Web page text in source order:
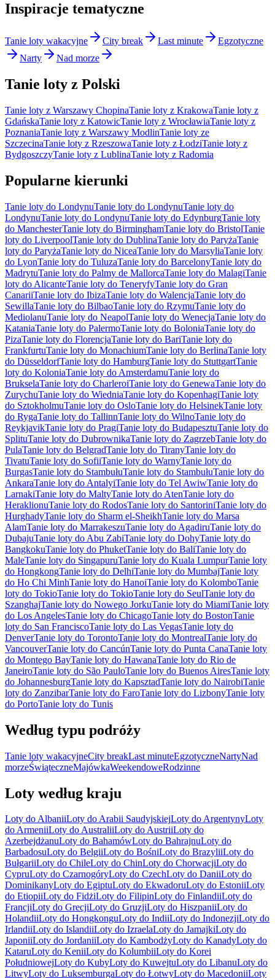
Inspiracje tematyczne
Tanie loty wakacyjne City break Last minute
Egzotyczne
Narty
Nad morze
Tanie loty z Polski
Tanie loty z Warszawy ChopinaTanie loty z KrakowaTanie loty z
GdańskaTanie loty z KatowicTanie loty z WrocławiaTanie loty z
PoznaniaTanie loty z Warszawy ModlinTanie loty ze
SzczecinaTanie loty z RzeszowaTanie loty z ŁodziTanie loty z
BydgoszczyTanie loty z LublinaTanie loty z Radomia
Popularne kierunki
Tanie loty do LondynuTanie loty do LondynuTanie loty do
LondynuTanie loty do LondynuTanie loty do EdynburgTanie loty
do ManchesterTanie loty do BirminghamTanie loty do BristolTanie
loty do LiverpoolTanie loty do DublinaTanie loty do ParyżaTanie
loty do ParyżaTanie loty do NiceaTanie loty do MarsyliaTanie loty
do LyonTanie loty do TuluzaTanie loty do BarcelonyTanie loty do
MadrytuTanie loty do Palmy de MallorcaTanie loty do MalagiTanie
loty do AlicanteTanie loty do TeneryfyTanie loty do Gran
CanariiTanie loty do IbizaTanie loty do WalencjaTanie loty do
SewillaTanie loty do BilbaoTanie loty do RzymuTanie loty do
MediolanuTanie loty do NeapolTanie loty do WenecjaTanie loty do
KataniaTanie loty do PalermoTanie loty do BoloniaTanie loty do
PizaTanie loty do FlorencjaTanie loty do BariTanie loty do
FrankfurtuTanie loty do MonachiumTanie loty do BerlinaTanie loty
do DüsseldorfTanie loty do HamburgTanie loty do StuttgartTanie
loty do KoloniaTanie loty do AmsterdamuTanie loty do
BrukselaTanie loty do CharleroiTanie loty do GenewaTanie loty do
ZurychuTanie loty do WiedniaTanie loty do KopenhagiTanie loty
do SztokholmuTanie loty do OsloTanie loty do HelsinekTanie loty
do RygaTanie loty do TallinnTanie loty do WilnoTanie loty do
ReykjavikTanie loty do PragiTanie loty do BudapesztuTanie loty do
SplituTanie loty do DubrownikaTanie loty do ZagrzebTanie loty do
PulaTanie loty do BelgradTanie loty do TiranyTanie loty do
TivatuTanie loty do SofiiTanie loty do WarnyTanie loty do
BurgasTanie loty do StambułuTanie loty do StambułuTanie loty do
AnkaraTanie loty do AntalyiTanie loty do Tel AwiwTanie loty do
LarnakiTanie loty do MaltyTanie loty do AtenTanie loty do
HeraklionuTanie loty do RodosTanie loty do SantoriniTanie loty do
HurghadyTanie loty do Sharm el-SheikhTanie loty do Marsa
AlamTanie loty do MarrakeszuTanie loty do AgadiruTanie loty do
DubajuTanie loty do Abu ZabiTanie loty do DohyTanie loty do
BangkokuTanie loty do PhuketTanie loty do BaliTanie loty do
MaleTanie loty do SingapuruTanie loty do Kuala LumpurTanie loty
do HongkongTanie loty do DelhiTanie loty do MumbajTanie loty
do Ho Chi MinhTanie loty do HanoiTanie loty do KolomboTanie
loty do TokioTanie loty do TokioTanie loty do SeulTanie loty do
SzanghajTanie loty do Nowego JorkuTanie loty do MiamiTanie loty
do Los AngelesTanie loty do ChicagoTanie loty do BostonTanie
loty do San FranciscoTanie loty do Las VegasTanie loty do
DenverTanie loty do TorontoTanie loty do MontrealTanie loty do
VancouverTanie loty do CancúnTanie loty do Punta CanaTanie loty
do Montego BayTanie loty do HawanaTanie loty do Rio de
JaneiroTanie loty do São PauloTanie loty do Buenos AiresTanie loty
do JohannesburgTanie loty do KapsztadTanie loty do NairobiTanie
loty do ZanzibarTanie loty do FaroTanie loty do LizbonyTanie loty
do PortoTanie loty do Tunis
Według typu podróży
Tanie loty wakacyjneCity breakLast minuteEgzotyczneNartyNad
morzeŚwiąteczneMajówkaWeekendoweRodzinne
Loty według kraju
Loty do AlbaniiLoty do Arabii SaudyjskiejLoty do ArgentynyLoty
do ArmeniiLoty do AustraliiLoty do AustriiLoty do
AzerbejdżanuLoty do BahamówLoty do BahrajnuLoty do
BarbadosuLoty do BelgiiLoty do BośniLoty do BrazyliiLoty do
BułgariiLoty do ChileLoty do ChinLoty do ChorwacjiLoty do
CypruLoty do CzarnogóryLoty do CzechLoty do DaniiLoty do
DominikanyLoty do EgiptuLoty do EkwadoruLoty do EstoniiLoty
do EtiopiiLoty do FidżiLoty do FilipinLoty do FinlandiiLoty do
FrancjiLoty do GrecjiLoty do GruzjiLoty do HiszpaniiLoty do
HolandiiLoty do HongkonguLoty do IndiiLoty do IndonezjiLoty do
IrlandiiLoty do IslandiiLoty do IzraelaLoty do JamajkiLoty do
JaponiiLoty do JordaniiLoty do KambodżyLoty do KanadyLoty do
KataruLoty do KeniiLoty do KolumbiiLoty do Korei
PołudniowejLoty do KubyLoty do KuwejtuLoty do LibanuLoty do
LitwyLoty do LuksemburgaLoty do ŁotwyLoty do MacedoniiLoty